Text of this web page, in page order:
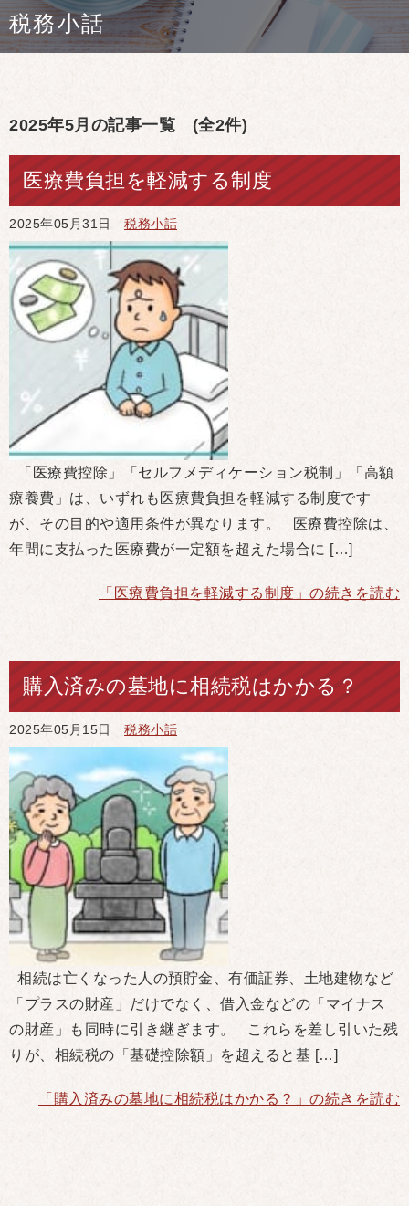
税務小話
2025年5月の記事一覧 (全2件)
医療費負担を軽減する制度
2025年05月31日 税務小話
「医療費控除」「セルフメディケーション税制」「高額
療養費」は、いずれも医療費負担を軽減する制度です
が、その目的や適用条件が異なります。 医療費控除は、
年間に支払った医療費が一定額を超えた場合に […]
「医療費負担を軽減する制度」の続きを読む
購入済みの墓地に相続税はかかる？
2025年05月15日 税務小話
相続は亡くなった人の預貯金、有価証券、土地建物など
「プラスの財産」だけでなく、借入金などの「マイナス
の財産」も同時に引き継ぎます。 これらを差し引いた残
りが、相続税の「基礎控除額」を超えると基 […]
「購入済みの墓地に相続税はかかる？」の続きを読む